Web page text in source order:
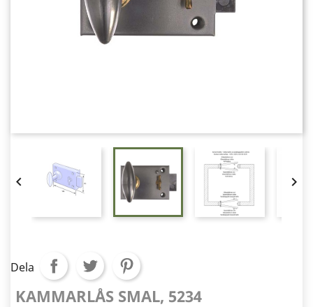
 
Dela
KAMMARLÅS SMAL, 5234